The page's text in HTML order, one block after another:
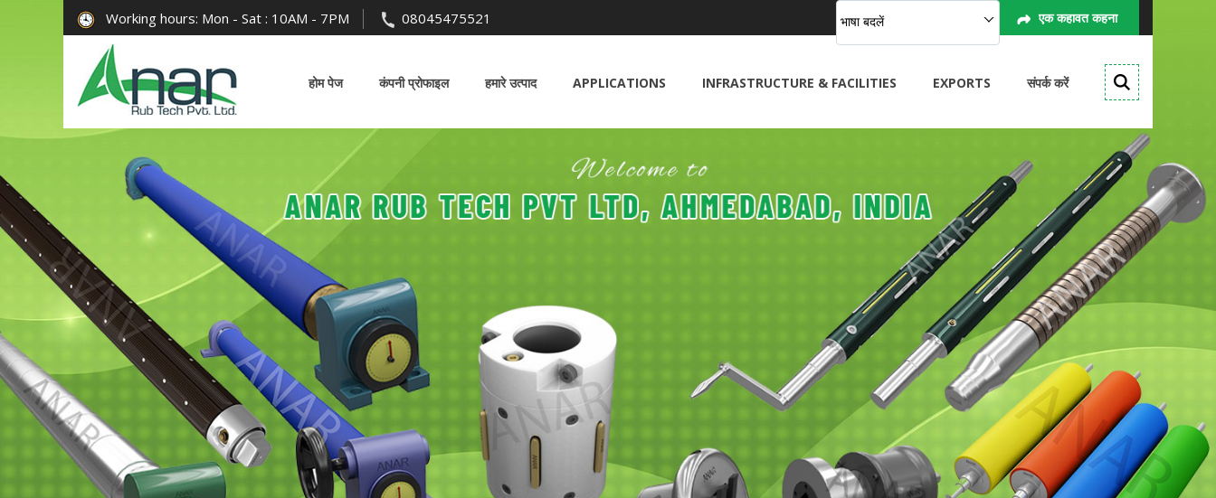
Working hours: Mon - Sat : 10AM - 7PM 08045475521 एक कहावत कहना
भाषा बदलें
होम पेज कंपनी प्रोफाइल हमारे उत्पाद APPLICATIONS INFRASTRUCTURE & FACILITIES EXPORTS संपर्क करें